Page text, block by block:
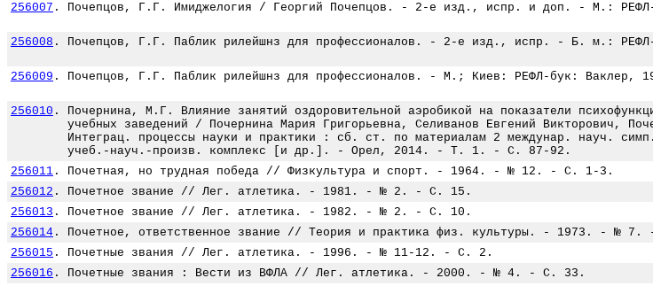
256007 . Почепцов, Г.Г. Имиджелогия / Георгий Почепцов. - 2-е изд., испр. и доп. - М.:
256008 . Почепцов, Г.Г. Паблик рилейшнз для профессионалов. - 2-е изд., испр. - Б. м.:
256009 . Почепцов, Г.Г. Паблик рилейшнз для профессионалов. - М.; Киев: РЕФЛ-бук: Ваклер,
256010 .
Почернина, М.Г. Влияние занятий оздоровительной аэробикой на показатели
учебных заведений / Почернина Мария Григорьевна, Селиванов Евгений Викторович,
Интеграц. процессы науки и практики : сб. ст. по материалам 2 междунар.
учеб.-науч.-произв. комплекс [и др.]. - Орел, 2014. - Т. 1. - С. 87-92.
256011 . Почетная, но трудная победа // Физкультура и спорт. - 1964. - № 12. - С. 1-3.
256012 . Почетное звание // Лег. атлетика. - 1981. - № 2. - С. 15.
256013 . Почетное звание // Лег. атлетика. - 1982. - № 2. - С. 10.
256014 . Почетное, ответственное звание // Теория и практика физ. культуры. - 1973. - №
256015 . Почетные звания // Лег. атлетика. - 1996. - № 11-12. - С. 2.
256016 . Почетные звания : Вести из ВФЛА // Лег. атлетика. - 2000. - № 4. - С. 33.